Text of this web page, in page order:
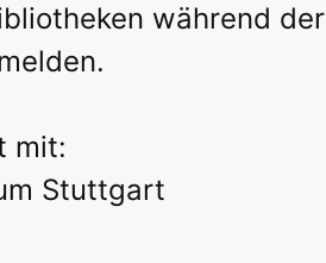
während der
mit:
Stuttgart